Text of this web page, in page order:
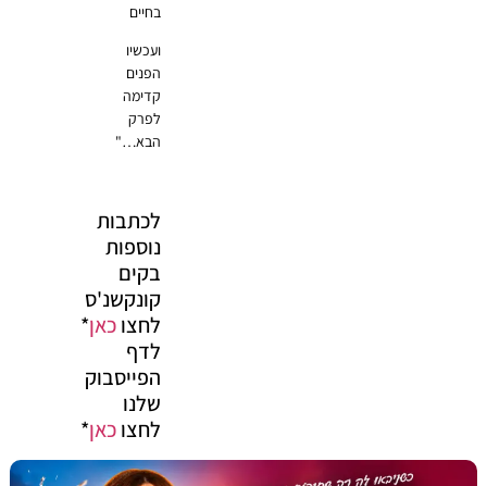
הבא…"
לכתבות
נוספות
בקים
קונקשנ'ס
לחצוכאן*
הפייסבוק
לחצוכאן*